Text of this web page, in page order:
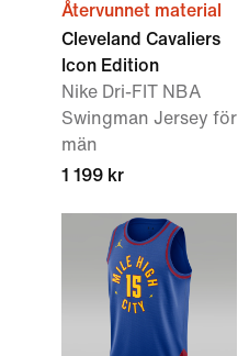
Återvunnet material
Cleveland Cavaliers
Icon Edition
Nike Dri-FIT NBA
Swingman Jersey för
män
1 199 kr